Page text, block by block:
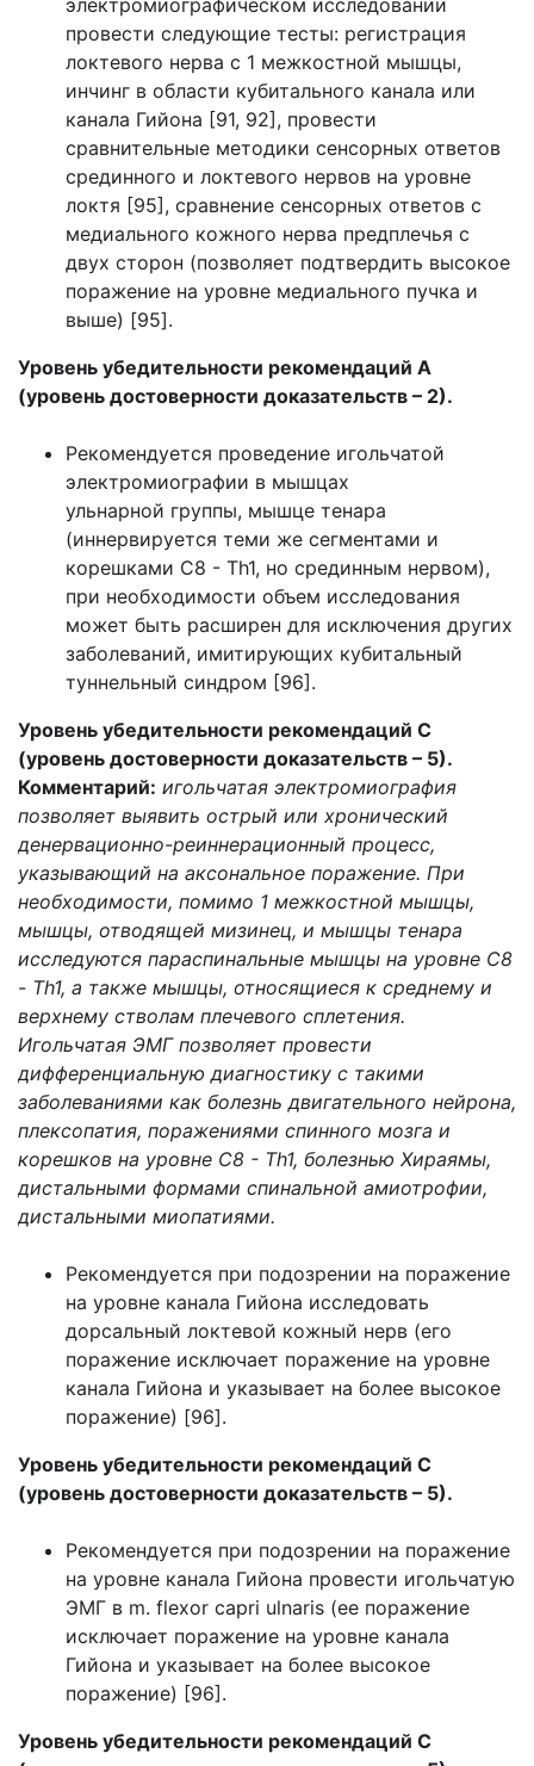
электромиографическом исследовании
провести следующие тесты: регистрация
локтевого нерва с 1 межкостной мышцы,
инчинг в области кубитального канала или
канала Гийона [91, 92], провести
сравнительные методики сенсорных ответов
срединного и локтевого нервов на уровне
локтя [95], сравнение сенсорных ответов с
медиального кожного нерва предплечья с
двух сторон (позволяет подтвердить высокое
поражение на уровне медиального пучка и
выше) [95].
Уровень убедительности рекомендаций А
(уровень достоверности доказательств – 2).
Рекомендуется проведение игольчатой
электромиографии в мышцах
ульнарной группы, мышце тенара
(иннервируется теми же сегментами и
корешками С8 - Th1, но срединным нервом),
при необходимости объем исследования
может быть расширен для исключения других
заболеваний, имитирующих кубитальный
туннельный синдром [96].
Уровень убедительности рекомендаций С
(уровень достоверности доказательств – 5).
Комментарий: игольчатая электромиография
позволяет выявить острый или хронический
денервационно-реиннерационный процесс,
указывающий на аксональное поражение. При
необходимости, помимо 1 межкостной мышцы,
мышцы, отводящей мизинец, и мышцы тенара
исследуются параспинальные мышцы на уровне С8
- Th1, а также мышцы, относящиеся к среднему и
верхнему стволам плечевого сплетения.
Игольчатая ЭМГ позволяет провести
дифференциальную диагностику с такими
заболеваниями как болезнь двигательного нейрона,
плексопатия, поражениями спинного мозга и
корешков на уровне С8 - Th1, болезнью Хираямы,
дистальными формами спинальной амиотрофии,
дистальными миопатиями.
Рекомендуется при подозрении на поражение
на уровне канала Гийона исследовать
дорсальный локтевой кожный нерв (его
поражение исключает поражение на уровне
канала Гийона и указывает на более высокое
поражение) [96].
Уровень убедительности рекомендаций С
(уровень достоверности доказательств – 5).
Рекомендуется при подозрении на поражение
на уровне канала Гийона провести игольчатую
ЭМГ в m. flexor capri ulnaris (ее поражение
исключает поражение на уровне канала
Гийона и указывает на более высокое
поражение) [96].
Уровень убедительности рекомендаций С